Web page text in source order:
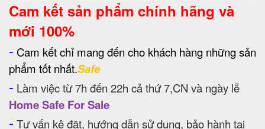
Cam kết sản phẩm chính hãng và
mới 100%
- Cam kết chỉ mang đến cho khách hàng những sản
phẩm tốt nhất.Safe
- Làm việc từ 7h đến 22h cả thứ 7,CN và ngày lễ
Home Safe For Sale
- Tư vấn kê đặt, hướng dẫn sử dụng, bảo hành tại